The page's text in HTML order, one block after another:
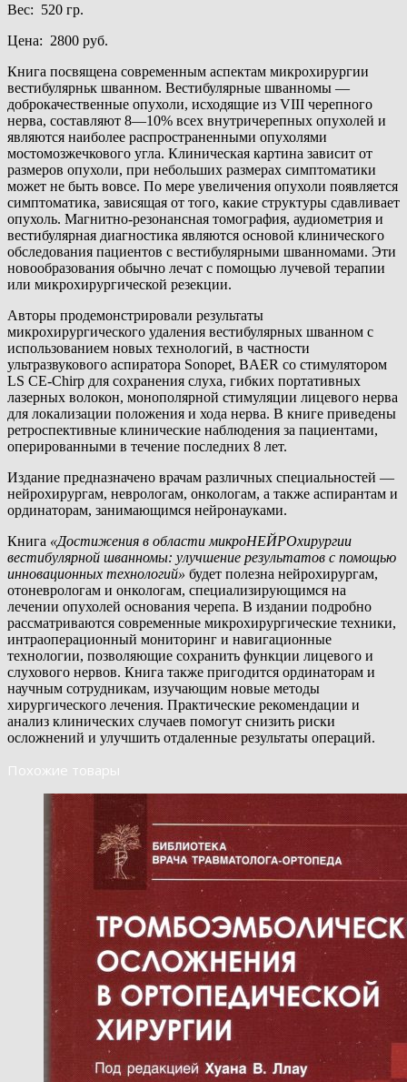
Вес: 520 гр.
Цена: 2800 руб.
Книга посвящена современным аспектам микрохирургии
вестибулярньк шванном. Вестибулярные шванномы —
доброкачественные опухоли, исходящие из VIII черепного
нерва, составляют 8—10% всех внутричерепных опухолей и
являются наиболее распространенными опухолями
мостомозжечкового угла. Клиническая картина зависит от
размеров опухоли, при небольших размерах симптоматики
может не быть вовсе. По мере увеличения опухоли появляется
симптоматика, зависящая от того, какие структуры сдавливает
опухоль. Магнитно-резонансная томография, аудиометрия и
вестибулярная диагностика являются основой клинического
обследования пациентов с вестибулярными шванномами. Эти
новообразования обычно лечат с помощью лучевой терапии
или микрохирургической резекции.
Авторы продемонстрировали результаты
микрохирургического удаления вестибулярных шванном с
использованием новых технологий, в частности
ультразвукового аспиратора Sonopet, BAER со стимулятором
LS СЕ-Сhirр для сохранения слуха, гибких портативных
лазерных волокон, монополярной стимуляции лицевого нерва
для локализации положения и хода нерва. В книге приведены
ретроспективные клинические наблюдения за пациентами,
оперированными в течение последних 8 лет.
Издание предназначено врачам различных специальностей —
нейрохирургам, неврологам, онкологам, а также аспирантам и
ординаторам, занимающимся нейронауками.
Книга «Достижения в области микроНЕЙРОхирургии
вестибулярной шванномы: улучшение результатов с помощью
инновационных технологий» будет полезна нейрохирургам,
отоневрологам и онкологам, специализирующимся на
лечении опухолей основания черепа. В издании подробно
рассматриваются современные микрохирургические техники,
интраоперационный мониторинг и навигационные
технологии, позволяющие сохранить функции лицевого и
слухового нервов. Книга также пригодится ординаторам и
научным сотрудникам, изучающим новые методы
хирургического лечения. Практические рекомендации и
анализ клинических случаев помогут снизить риски
осложнений и улучшить отдаленные результаты операций.
Похожие товары